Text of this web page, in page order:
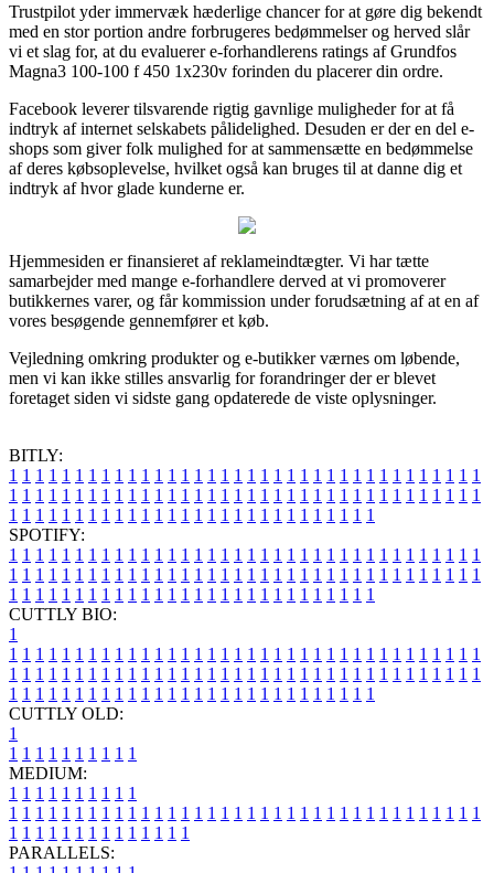
Trustpilot yder immervæk hæderlige chancer for at gøre dig bekendt
med en stor portion andre forbrugeres bedømmelser og herved slår
vi et slag for, at du evaluerer e-forhandlerens ratings af Grundfos
Magna3 100-100 f 450 1x230v forinden du placerer din ordre.
Facebook leverer tilsvarende rigtig gavnlige muligheder for at få
indtryk af internet selskabets pålidelighed. Desuden er der en del e-
shops som giver folk mulighed for at sammensætte en bedømmelse
af deres købsoplevelse, hvilket også kan bruges til at danne dig et
indtryk af hvor glade kunderne er.
Hjemmesiden er finansieret af reklameindtægter. Vi har tætte
samarbejder med mange e-forhandlere derved at vi promoverer
butikkernes varer, og får kommission under forudsætning af at en af
vores besøgende gennemfører et køb.
Vejledning omkring produkter og e-butikker værnes om løbende,
men vi kan ikke stilles ansvarlig for forandringer der er blevet
foretaget siden vi sidste gang opdaterede de viste oplysninger.
BITLY:
1 1 1 1 1 1 1 1 1 1 1 1 1 1 1 1 1 1 1 1 1 1 1 1 1 1 1 1 1 1 1 1 1 1 1 1
1 1 1 1 1 1 1 1 1 1 1 1 1 1 1 1 1 1 1 1 1 1 1 1 1 1 1 1 1 1 1 1 1 1 1 1
1 1 1 1 1 1 1 1 1 1 1 1 1 1 1 1 1 1 1 1 1 1 1 1 1 1 1 1
SPOTIFY:
1 1 1 1 1 1 1 1 1 1 1 1 1 1 1 1 1 1 1 1 1 1 1 1 1 1 1 1 1 1 1 1 1 1 1 1
1 1 1 1 1 1 1 1 1 1 1 1 1 1 1 1 1 1 1 1 1 1 1 1 1 1 1 1 1 1 1 1 1 1 1 1
1 1 1 1 1 1 1 1 1 1 1 1 1 1 1 1 1 1 1 1 1 1 1 1 1 1 1 1
CUTTLY BIO:
1
1 1 1 1 1 1 1 1 1 1 1 1 1 1 1 1 1 1 1 1 1 1 1 1 1 1 1 1 1 1 1 1 1 1 1 1
1 1 1 1 1 1 1 1 1 1 1 1 1 1 1 1 1 1 1 1 1 1 1 1 1 1 1 1 1 1 1 1 1 1 1 1
1 1 1 1 1 1 1 1 1 1 1 1 1 1 1 1 1 1 1 1 1 1 1 1 1 1 1 1
CUTTLY OLD:
1
1 1 1 1 1 1 1 1 1 1
MEDIUM:
1 1 1 1 1 1 1 1 1 1
1 1 1 1 1 1 1 1 1 1 1 1 1 1 1 1 1 1 1 1 1 1 1 1 1 1 1 1 1 1 1 1 1 1 1 1
1 1 1 1 1 1 1 1 1 1 1 1 1 1
PARALLELS: